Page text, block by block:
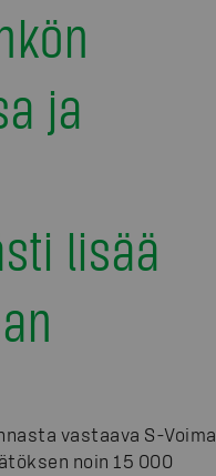
ja
lisää
vastaava S-Voima
noin 15 000